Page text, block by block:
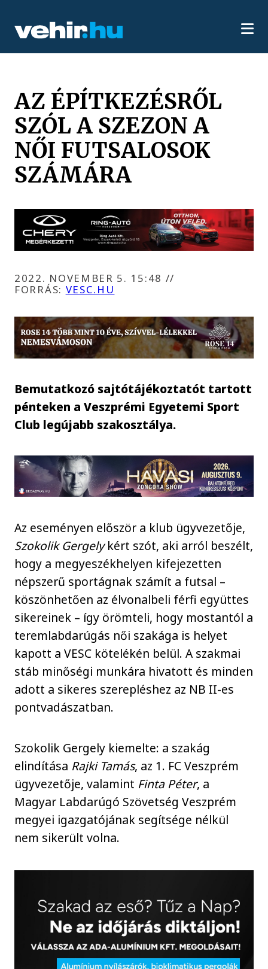
AZ ÉPÍTKEZÉSRŐL
SZÓL A SZEZON A
NŐI FUTSALOSOK
SZÁMÁRA
2022. NOVEMBER 5. 15:48 //
FORRÁS: VESC.HU
Bemutatkozó sajtótájékoztatót tartott
pénteken a Veszprémi Egyetemi Sport
Club legújabb szakosztálya.
Az eseményen először a klub ügyvezetője,
Szokolik Gergelykért szót, aki arról beszélt,
hogy a megyeszékhelyen kifejezetten
népszerű sportágnak számít a futsal –
köszönhetően az élvonalbeli férfi együttes
sikereinek – így örömteli, hogy mostantól a
teremlabdarúgás női szakága is helyet
kapott a VESC kötelékén belül. A szakmai
stáb minőségi munkára hivatott és minden
adott a sikeres szerepléshez az NB II-es
pontvadászatban.
Szokolik Gergely kiemelte: a szakág
elindítása Rajki Tamás, az 1. FC Veszprém
ügyvezetője, valamint Finta Péter, a
Magyar Labdarúgó Szövetség Veszprém
megyei igazgatójának segítsége nélkül
nem sikerült volna.